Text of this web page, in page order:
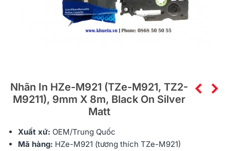
Nhãn In HZe-M921 (TZe-M921, TZ2-
M9211), 9mm X 8m, Black On Silver
Matt
Xuất xứ: OEM/Trung Quốc
Mã hàng: HZe-M921 (tương thích TZe-M921)